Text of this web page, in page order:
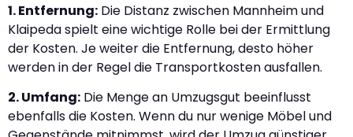
1. Entfernung: Die Distanz zwischen Mannheim und
Klaipeda spielt eine wichtige Rolle bei der Ermittlung
der Kosten. Je weiter die Entfernung, desto höher
werden in der Regel die Transportkosten ausfallen.
2. Umfang: Die Menge an Umzugsgut beeinflusst
ebenfalls die Kosten. Wenn du nur wenige Möbel und